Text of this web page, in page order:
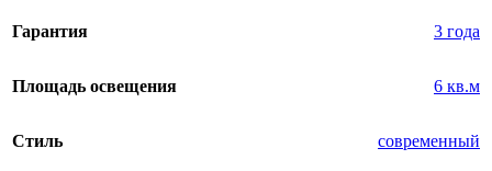
Гарантия 3 года
Площадь освещения 6 кв.м
Стиль современный